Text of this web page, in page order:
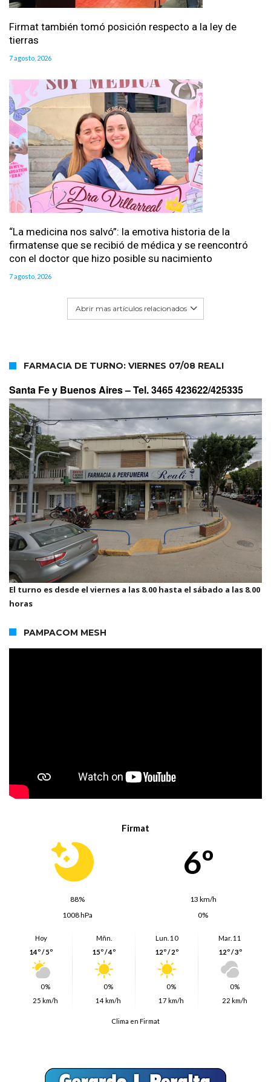
Firmat también tomó posición respecto a la ley de
tierras
7 agosto, 2026
“La medicina nos salvó”: la emotiva historia de la
firmatense que se recibió de médica y se reencontró
con el doctor que hizo posible su nacimiento
7 agosto, 2026
Abrir mas artículos relacionados
FARMACIA DE TURNO: VIERNES 07/08 REALI
Santa Fe y Buenos Aires –Tel. 3465 423622/425335
El turno es desde el viernes a las 8.00 hasta el sábado a las 8.00
horas
PAMPACOM MESH
Firmat
6º
88%
13 km/h
1008 hPa
0%
Hoy
14º / 5º
0%
25 km/h
Mñn.
15º / 4º
0%
14 km/h
Lun. 10
12º / 2º
0%
17 km/h
Mar. 11
12º / 3º
0%
22 km/h
Clima en Firmat